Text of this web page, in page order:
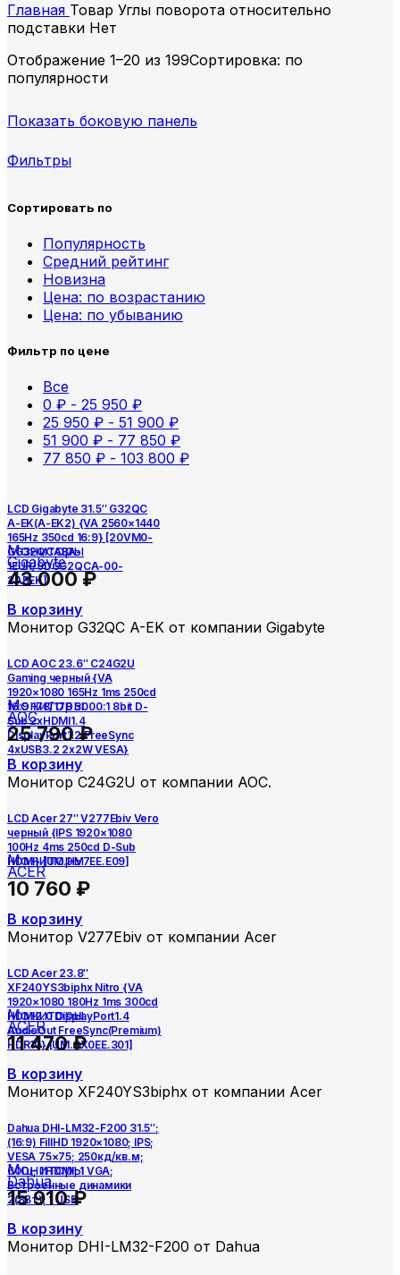
Главная Товар Углы поворота относительно
подставки Нет
Отображение 1–20 из 199Сортировка: по
популярности
Показать боковую панель
Фильтры
Сортировать по
Популярность
Средний рейтинг
Новизна
Цена: по возрастанию
Цена: по убыванию
Фильтр по цене
Все
0 ₽ - 25 950 ₽
25 950 ₽ - 51 900 ₽
51 900 ₽ - 77 850 ₽
77 850 ₽ - 103 800 ₽
LCD Gigabyte 31.5″ G32QC
A-EK(A-EK2) {VA 2560×1440
165Hz 350cd 16:9} [20VM0-
GG32QCABA-
1EUR/9DGG2QCA-00-
2ABEK]
Мониторы
Gigabyte
43 000₽
В корзину
Монитор G32QC A-EK от компании Gigabyte
LCD AOC 23.6″ C24G2U
Gaming черный {VA
1920×1080 165Hz 1ms 250cd
16:9 178/178 3000:1 8bit D-
Sub 2xHDMI1.4
DisplayPort1.2 FreeSync
4xUSB3.2 2x2W VESA}
Мониторы
AOC
25 790₽
В корзину
Монитор C24G2U от компании AOC.
LCD Acer 27″ V277Ebiv Vero
черный {IPS 1920×1080
100Hz 4ms 250cd D-Sub
HDMI} [UM.HV7EE.E09]
Мониторы
ACER
10 760 ₽
В корзину
Монитор V277Ebiv от компании Acer
LCD Acer 23.8″
XF240YS3biphx Nitro {VA
1920×1080 180Hz 1ms 300cd
HDMI2.0 DisplayPort1.4
AudioOut FreeSync(Premium)
HDR10} [UM.QX0EE.301]
Мониторы
ACER
11 470₽
В корзину
Монитор XF240YS3biphx от компании Acer
Dahua DHI-LM32-F200 31.5″;
(16:9) FillHD 1920×1080; IPS;
VESA 75×75; 250кд/кв.м;
60Гц; 1 HDMI; 1 VGA;
Встроенные динамики
2(8Вт); 1 USB
Мониторы
Dahua
15 910₽
В корзину
Монитор DHI-LM32-F200 от Dahua